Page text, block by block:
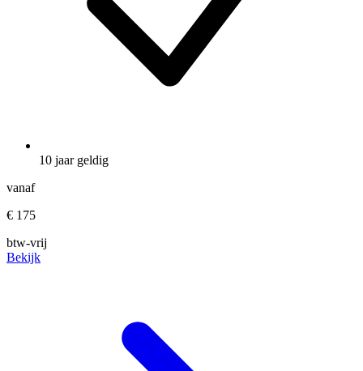
10 jaar geldig
vanaf
€ 175
btw-vrij
Bekijk